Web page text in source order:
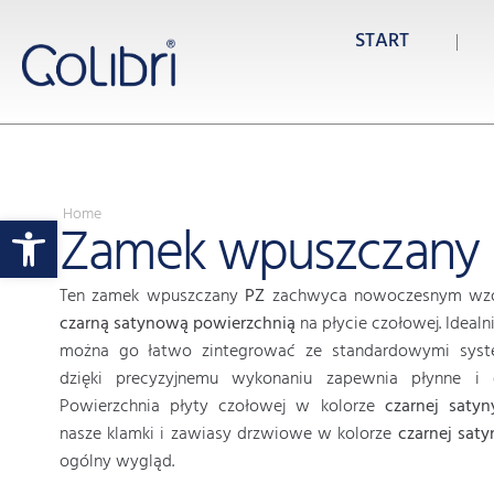
Otwórz pasek narzędzi
START
Home
Zamek wpuszczany
Ten zamek wpuszczany PZ zachwyca nowoczesnym
czarną satynową powierzchnią na płycie czołowej.
można go łatwo zintegrować ze standardowymi
dzięki precyzyjnemu wykonaniu zapewnia płynne i
Powierzchnia płyty czołowej w kolorze czarnej
nasze klamki i zawiasy drzwiowe w kolorze czarnej
ogólny wygląd.